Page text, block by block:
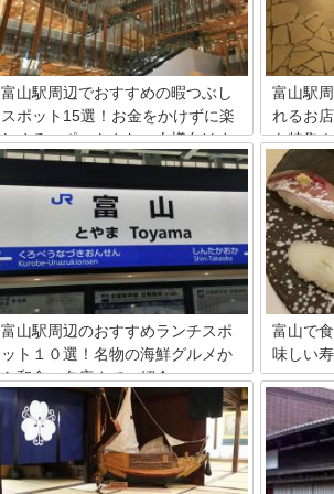
富山駅周辺でおすすめの暇つぶし
スポット15選！お金をかけずに楽
しめるスポットやお一人様向けま
で詳しくご紹介
北陸新幹線（長野～金沢間）は2020年３
月に開業５周年を迎えました。富山駅
は、東京から金沢を約２時間半で結ぶ最
速型車両「かがやき」の停車駅であり、
再整備によってグッドデザイン賞を受賞
し、ますます注目を浴びています。そこ
で今回は、立ち寄った際に便利な、富山
駅周辺の暇つぶしスポット15選を紹介し
ます。
富山駅
れるお
を特集！
富山県の
拠点でも
ならでは
が沢山あ
駅から徒
山弁で「
った料理
紹介！
富山駅周辺のおすすめランチスポ
ット１０選！名物の海鮮グルメか
ら和食の名店までご紹介
富山駅周辺のランチを案内します。富山
の県庁所在地で様々な鉄道のターミナル
となっている富山駅には、エキナカとそ
の周辺には飲食店が目白押し。数多くの
店ではお得なランチを提供しています。
富山で
味しい
富山県に
る富山湾
エビや
リーズナ
行した際
を、おす